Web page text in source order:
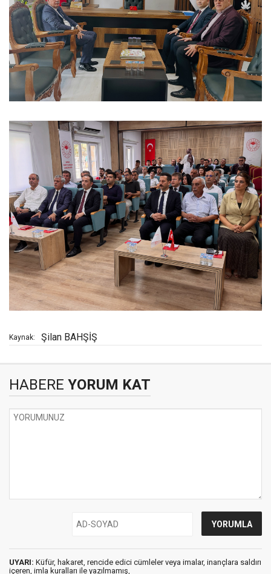
Kaynak: Şilan BAHŞİŞ
HABERE YORUM KAT
UYARI: Küfür, hakaret, rencide edici cümleler veya imalar, inançlara saldırı
içeren, imla kuralları ile yazılmamış,